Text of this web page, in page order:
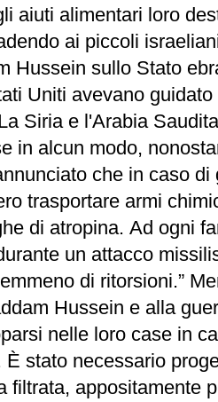
aiuti alimentari loro
ai piccoli
Hussein sullo Stato
Uniti avevano
Siria e l'Arabia
in alcun modo,
che in caso
trasportare armi
di atropina. Ad ogni
un attacco
di ritorsioni.”
Hussein e alla
nelle loro case in
stato necessario
appositamente